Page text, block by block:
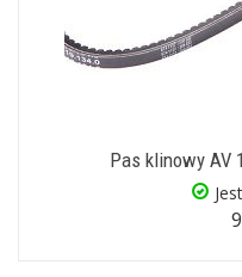
Pas klinowy AV